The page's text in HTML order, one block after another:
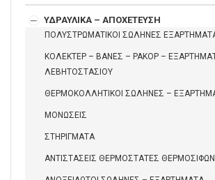
ΥΔΡΑΥΛΙΚΑ – ΑΠΟΧΕΤΕΥΣΗ
ΠΟΛΥΣΤΡΩΜΑΤΙΚΟΙ ΣΩΛΗΝΕΣ
ΚΟΛΕΚΤΕΡ – ΒΑΝΕΣ – ΡΑΚΟΡ –
ΛΕΒΗΤΟΣΤΑΣΙΟΥ
ΘΕΡΜΟΚΟΛΛΗΤΙΚΟΙ ΣΩΛΗΝΕΣ –
ΜΟΝΩΣΕΙΣ
ΣΤΗΡΙΓΜΑΤΑ
ΑΝΤΙΣΤΑΣΕΙΣ ΘΕΡΜΟΣΤΑΤΕΣ